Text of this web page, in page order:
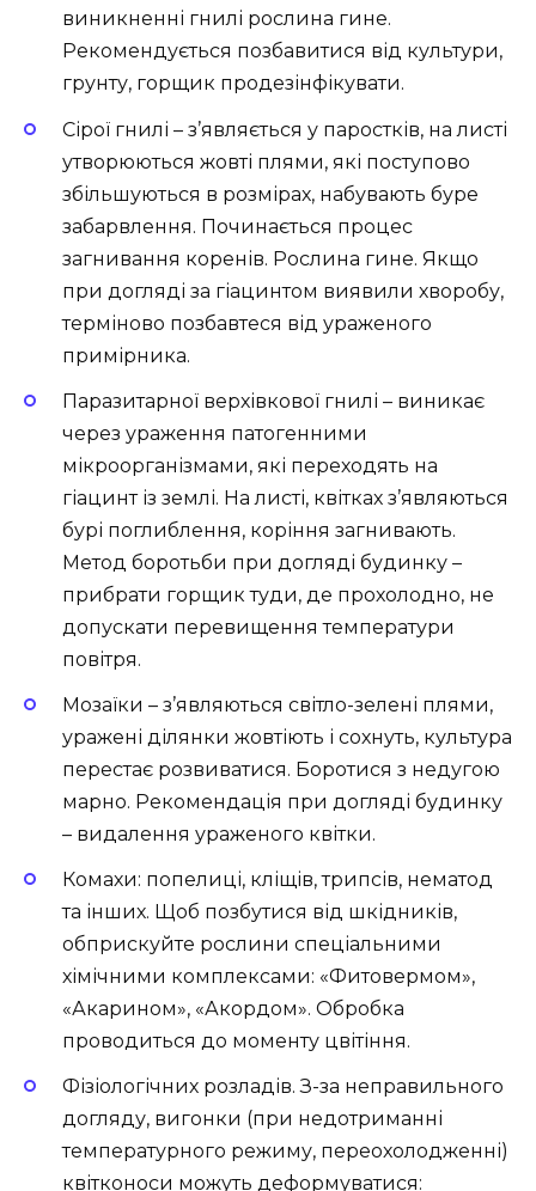
виникненні гнилі рослина гине.
Рекомендується позбавитися від культури,
грунту, горщик продезінфікувати.
Сірої гнилі – з’являється у паростків, на листі
утворюються жовті плями, які поступово
збільшуються в розмірах, набувають буре
забарвлення. Починається процес
загнивання коренів. Рослина гине. Якщо
при догляді за гіацинтом виявили хворобу,
терміново позбавтеся від ураженого
примірника.
Паразитарної верхівкової гнилі – виникає
через ураження патогенними
мікроорганізмами, які переходять на
гіацинт із землі. На листі, квітках з’являються
бурі поглиблення, коріння загнивають.
Метод боротьби при догляді будинку –
прибрати горщик туди, де прохолодно, не
допускати перевищення температури
повітря.
Мозаїки – з’являються світло-зелені плями,
уражені ділянки жовтіють і сохнуть, культура
перестає розвиватися. Боротися з недугою
марно. Рекомендація при догляді будинку
– видалення ураженого квітки.
Комахи: попелиці, кліщів, трипсів, нематод
та інших. Щоб позбутися від шкідників,
обприскуйте рослини спеціальними
хімічними комплексами: «Фитовермом»,
«Акарином», «Акордом». Обробка
проводиться до моменту цвітіння.
Фізіологічних розладів. З-за неправильного
догляду, вигонки (при недотриманні
температурного режиму, переохолодженні)
квітконоси можуть деформуватися: